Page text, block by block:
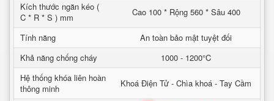
Kích thước ngăn kéo (
C * R * S ) mm
Cao 100 * Rộng 560 * Sâu 400
Tính năng
An toàn bảo mật tuyệt đối
Khả năng chống cháy
1000 - 1200°C
Hệ thống khóa liên hoàn
thông minh
Khoá Điện Tử - Chìa khoá - Tay Cầm